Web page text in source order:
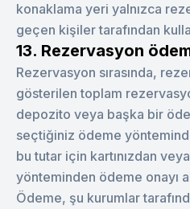
konaklama yeri yalnızca
geçen kişiler tarafından
13. Rezervasyon
Rezervasyon sırasında,
gösterilen toplam
depozito veya başka bir
seçtiğiniz ödeme
bu tutar için kartınızdan
yönteminden ödeme onayı
Ödeme, şu kurumlar